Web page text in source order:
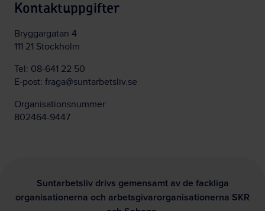
Kontaktuppgifter
Bryggargatan 4
111 21 Stockholm
Tel: 08-641 22 50
E-post: fraga@suntarbetsliv.se
Organisationsnummer:
802464-9447
Suntarbetsliv drivs gemensamt av de fackliga
organisationerna och arbetsgivarorganisationerna SKR